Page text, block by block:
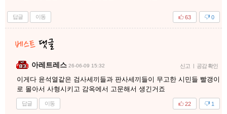
답글 이동 0
63
아레트레스 26-06-09 15:32 신고 | 공감 확인
이게다 윤석열같은 검사세끼들과 판사세끼들이 무고한 시민들 빨갱이
로 몰아서 사형시키고 감옥에서 고문해서 생긴거죠
답글 이동 1
22